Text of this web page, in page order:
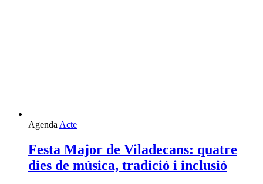
Agenda Acte
Festa Major de Viladecans: quatre
dies de música, tradició i inclusió